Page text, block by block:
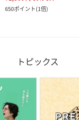
650ポイント(1倍)
トピックス